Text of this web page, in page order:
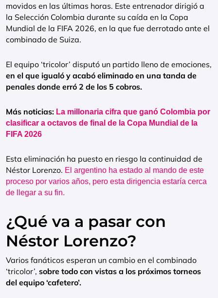
movidos en las últimas horas. Este entrenador dirigió a
la Selección Colombia durante su caída en la Copa
Mundial de la FIFA 2026, en la que fue derrotado ante el
combinado de Suiza.
El equipo ‘tricolor’ disputó un partido lleno de emociones,
en el que igualó y acabó eliminado en una tanda de
penales donde erró 2 de los 5 cobros.
Más noticias: La millonaria cifra que ganó Colombia por
clasificar a octavos de final de la Copa Mundial de la
FIFA 2026
Esta eliminación ha puesto en riesgo la continuidad de
Néstor Lorenzo. El argentino ha estado al mando de este
proceso por varios años, pero esta dirigencia estaría cerca
de llegar a su fin.
¿Qué va a pasar con
Néstor Lorenzo?
Varios fanáticos esperan un cambio en el combinado
‘tricolor’, sobre todo con vistas a los próximos torneos
del equipo ‘cafetero’.